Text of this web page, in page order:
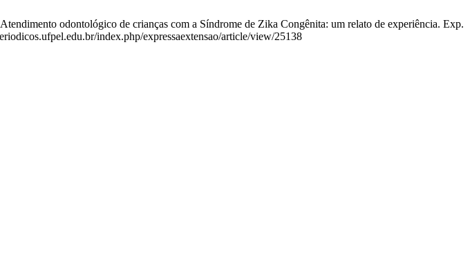
odontológico de crianças com a Síndrome de Zika Congênita: um relato de experiência. Exp.
index.php/expressaextensao/article/view/25138